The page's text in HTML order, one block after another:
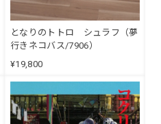
となりのトトロ シュラフ（夢
行きネコバス/7906）
¥19,800